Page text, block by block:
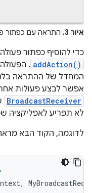
איור 3. התראה עם כפתור
כדי להוסיף כפתור
addAction()
.
המחדל של ההתראה
אפשר לבצע פעולות
BroadcastReceiver
לא תפריע לאפליקציה
לדוגמה, הקוד הבא
,